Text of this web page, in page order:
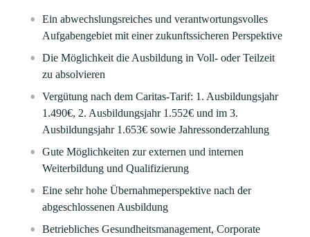
Ein abwechslungsreiches und verantwortungsvolles
Aufgabengebiet mit einer zukunftssicheren Perspektive
Die Möglichkeit die Ausbildung in Voll- oder Teilzeit
zu absolvieren
Vergütung nach dem Caritas-Tarif: 1. Ausbildungsjahr
1.490€, 2. Ausbildungsjahr 1.552€ und im 3.
Ausbildungsjahr 1.653€ sowie Jahressonderzahlung
Gute Möglichkeiten zur externen und internen
Weiterbildung und Qualifizierung
Eine sehr hohe Übernahmeperspektive nach der
abgeschlossenen Ausbildung
Betriebliches Gesundheitsmanagement, Corporate